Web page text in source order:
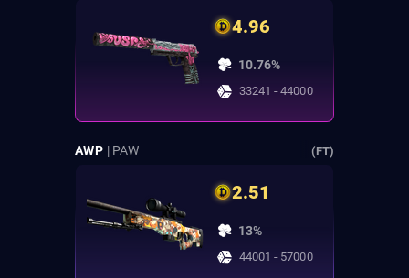
4.96
10.76%
33241 - 44000
AWP | PAW (FT)
2.51
13%
44001 - 57000